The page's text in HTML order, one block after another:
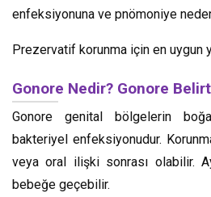
enfeksiyonuna ve pnömoniye
Prezervatif korunma için en uygun
Gonore Nedir? Gonore
Gonore genital bölgelerin
bakteriyel enfeksiyonudur.
veya oral ilişki sonrası olabilir.
bebeğe geçebilir.